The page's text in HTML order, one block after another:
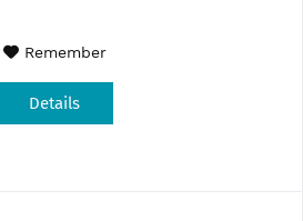
Remember
Details